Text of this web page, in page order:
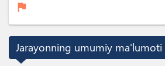
flag
Jarayonning umumiy ma'lumoti